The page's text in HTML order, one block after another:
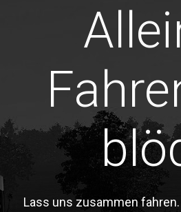
Lass uns zusammen